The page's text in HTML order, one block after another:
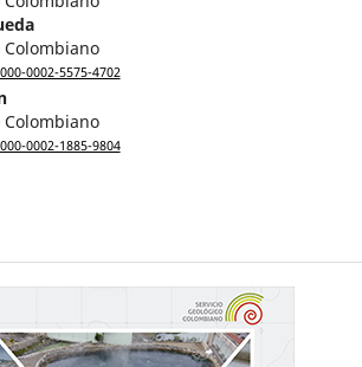
Colombiano
0002-5575-4702
Colombiano
0002-1885-9804